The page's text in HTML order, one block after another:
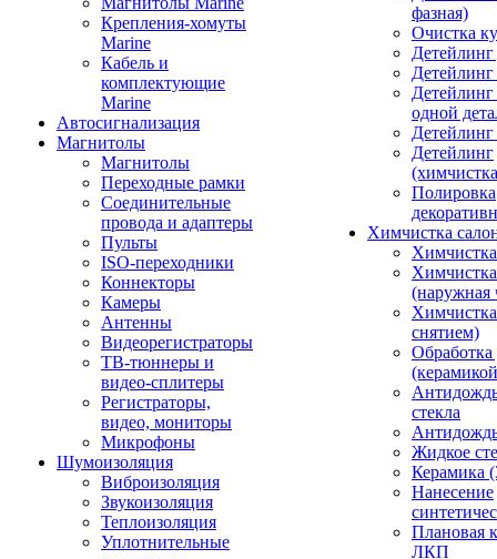
Крепления-хомуты
Marine
Кабель и
комплектующие
Marine
Автосигнализация
Магнитолы
Магнитолы
Переходные рамки
Соединительные
провода и адаптеры
Пульты
ISO-переходники
Коннекторы
Камеры
Антенны
Видеорегистраторы
ТВ-тюннеры и
видео-сплитеры
Регистраторы,
видео, мониторы
Микрофоны
Шумоизоляция
Виброизоляция
Звукоизоляция
Теплоизоляция
Уплотнительные
фазная)
Очистка
Детейлинг
одной
Детейлинг
Полировка
Химчистка
(наружная
снятием)
Обработка
стекла
Жидкое
Керамика
Нанесение
Плановая
ЛКП